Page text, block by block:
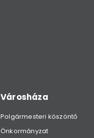
Városháza
Polgármesteri köszöntő
Önkormányzat